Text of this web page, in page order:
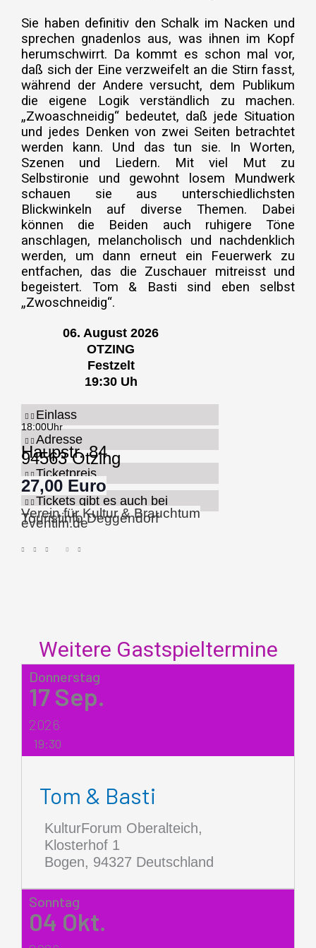
Sie haben definitiv den Schalk im Nacken und
sprechen gnadenlos aus, was ihnen im Kopf
herumschwirrt. Da kommt es schon mal vor,
daß sich der Eine verzweifelt an die Stirn fasst,
während der Andere versucht, dem Publikum
die eigene Logik verständlich zu machen.
„Zwoaschneidig“ bedeutet, daß jede Situation
und jedes Denken von zwei Seiten betrachtet
werden kann. Und das tun sie. In Worten,
Szenen und Liedern. Mit viel Mut zu
Selbstironie und gewohnt losem Mundwerk
schauen sie aus unterschiedlichsten
Blickwinkeln auf diverse Themen. Dabei
können die Beiden auch ruhigere Töne
anschlagen, melancholisch und nachdenklich
werden, um dann erneut ein Feuerwerk zu
entfachen, das die Zuschauer mitreisst und
begeistert. Tom & Basti sind eben selbst
„Zwoschneidig“.
06. August 2026
OTZING
Festzelt
19:30 Uh
Einlass
18:00Uhr
Adresse
Haupstr. 84
94563 Otzing
Ticketpreis
27,00 Euro
Tickets gibt es auch bei
Verein für Kultur & Brauchtum
Touristinfo Deggendorf
eventim.de
Weitere Gastspieltermine
Donnerstag
17Sep.
2026
19:30
Tom & Basti
KulturForum Oberalteich,
Klosterhof 1
Bogen, 94327 Deutschland
Sonntag
04 Okt.